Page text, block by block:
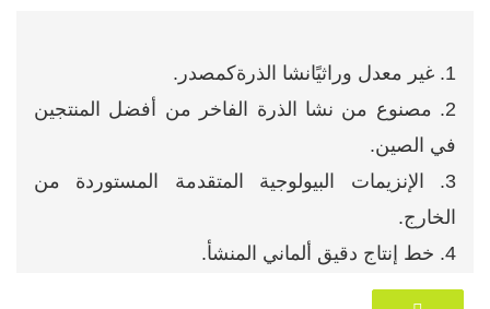
1. غير معدل وراثيًا نشا الذرةكمصدر.
2. مصنوع من نشا الذرة الفاخر من أفضل المنتجين
في الصين.
3. الإنزيمات البيولوجية المتقدمة المستوردة من
الخارج.
4. خط إنتاج دقيق ألماني المنشأ.
5. براعة رائعة من اليابان.